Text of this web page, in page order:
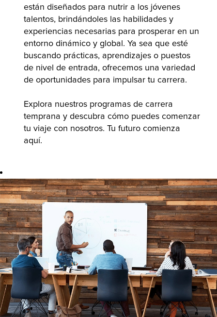
están diseñados para nutrir a los jóvenes
talentos, brindándoles las habilidades y
experiencias necesarias para prosperar en un
entorno dinámico y global. Ya sea que esté
buscando prácticas, aprendizajes o puestos
de nivel de entrada, ofrecemos una variedad
de oportunidades para impulsar tu carrera.
Explora nuestros programas de carrera
temprana y descubra cómo puedes comenzar
tu viaje con nosotros. Tu futuro comienza
aquí.